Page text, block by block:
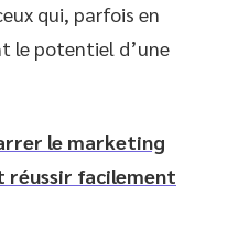
qui, parfois en
le potentiel d’une
le marketing
réussir facilement